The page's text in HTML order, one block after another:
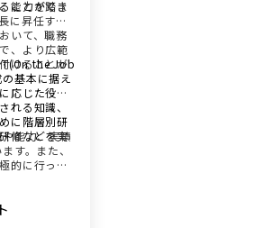
ことができ
能力を踏ま
に昇任する
いて、職務
、より広範
けることが
the Job
基本に据え
応じた役割
れる知識、
に階層別研
修などを実
能力、実績
す。また、
的に行って